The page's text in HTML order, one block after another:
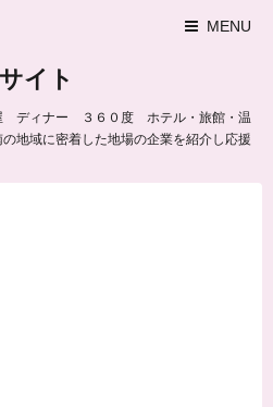
MENU
イト
ィナー ３６０度 ホテル・旅館・温
地域に密着した地場の企業を紹介し応援